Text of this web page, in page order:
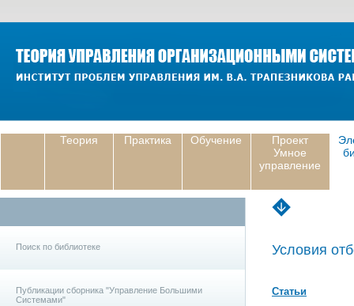
Теория Практика Обучение
Проект
Умное
управление
Поиск по библиотеке
Публикации сборника "Управление Большими
Системами"
Условия
Статьи